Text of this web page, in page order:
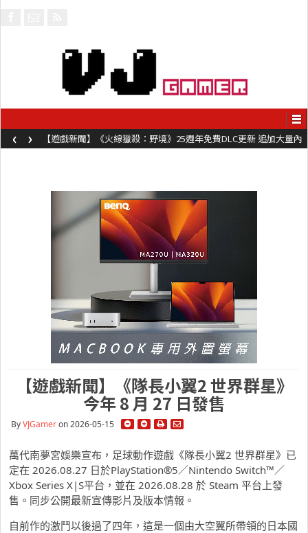
【遊戲新聞】《火線獵殺：野境》25週年免費DLC更新 追加大量內
容同時系舊作限時超平價折扣
‹ ›
【遊戲新聞】《隊長小翼2 世界群星》
今年 8 月 27 日發售
ByVJGameron 2026-05-15
萬代南夢宮娛樂宣布，足球動作遊戲《隊長小翼2 世界群星》已
定在 2026.08.27 日於PlayStation®5／Nintendo Switch™／
Xbox Series X|S平台，並在 2026.08.28 於 Steam 平台上發
售。 同步公開最新宣傳影片及版本情報。
自前作的激鬥以後過了四年，這是一個由大空翼所帶領的日本國